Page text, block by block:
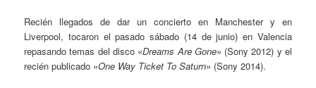
Recién llegados de dar un concierto en Manchester y en
Liverpool, tocaron el pasado sábado (14 de junio) en Valencia
repasando temas del disco «Dreams Are Gone» (Sony 2012) y el
recién publicado «One Way Ticket To Saturn» (Sony 2014).